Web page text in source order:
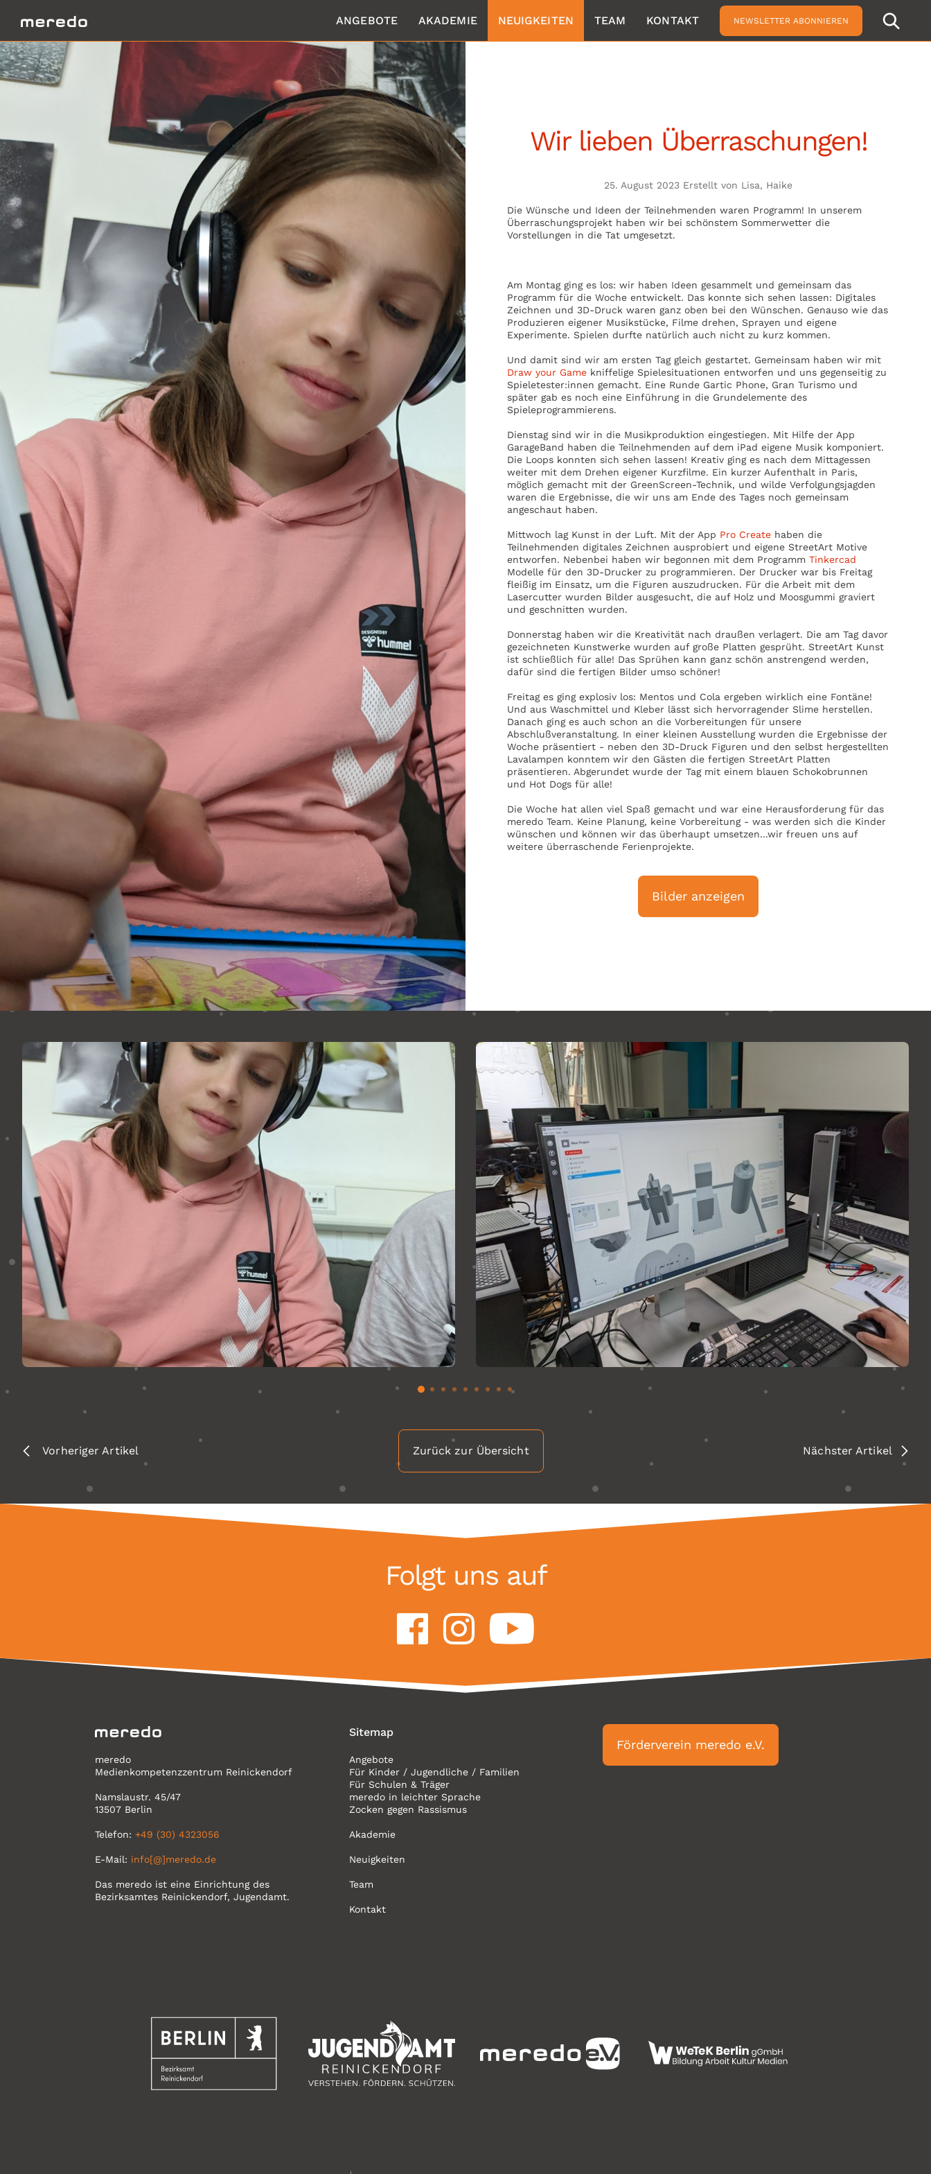
ANGEBOTE AKADEMIE NEUIGKEITEN TEAM KONTAKT NEWSLETTER ABONNIEREN
Wir lieben Überraschungen!
25. August 2023 Erstellt von Lisa, Haike
Die Wünsche und Ideen der Teilnehmenden waren Programm! In unserem
Überraschungsprojekt haben wir bei schönstem Sommerwetter die
Vorstellungen in die Tat umgesetzt.
Am Montag ging es los: wir haben Ideen gesammelt und gemeinsam das
Programm für die Woche entwickelt. Das konnte sich sehen lassen: Digitales
Zeichnen und 3D-Druck waren ganz oben bei den Wünschen. Genauso wie das
Produzieren eigener Musikstücke, Filme drehen, Sprayen und eigene
Experimente. Spielen durfte natürlich auch nicht zu kurz kommen.
Und damit sind wir am ersten Tag gleich gestartet. Gemeinsam haben wir mit
Draw your Game kniffelige Spielesituationen entworfen und uns gegenseitig zu
Spieletester:innen gemacht. Eine Runde Gartic Phone, Gran Turismo und
später gab es noch eine Einführung in die Grundelemente des
Spieleprogrammierens.
Dienstag sind wir in die Musikproduktion eingestiegen. Mit Hilfe der App
GarageBand haben die Teilnehmenden auf dem iPad eigene Musik komponiert.
Die Loops konnten sich sehen lassen! Kreativ ging es nach dem Mittagessen
weiter mit dem Drehen eigener Kurzfilme. Ein kurzer Aufenthalt in Paris,
möglich gemacht mit der GreenScreen-Technik, und wilde Verfolgungsjagden
waren die Ergebnisse, die wir uns am Ende des Tages noch gemeinsam
angeschaut haben.
Mittwoch lag Kunst in der Luft. Mit der App Pro Create haben die
Teilnehmenden digitales Zeichnen ausprobiert und eigene StreetArt Motive
entworfen. Nebenbei haben wir begonnen mit dem Programm Tinkercad
Modelle für den 3D-Drucker zu programmieren. Der Drucker war bis Freitag
fleißig im Einsatz, um die Figuren auszudrucken. Für die Arbeit mit dem
Lasercutter wurden Bilder ausgesucht, die auf Holz und Moosgummi graviert
und geschnitten wurden.
Donnerstag haben wir die Kreativität nach draußen verlagert. Die am Tag davor
gezeichneten Kunstwerke wurden auf große Platten gesprüht. StreetArt Kunst
ist schließlich für alle! Das Sprühen kann ganz schön anstrengend werden,
dafür sind die fertigen Bilder umso schöner!
Freitag es ging explosiv los: Mentos und Cola ergeben wirklich eine Fontäne!
Und aus Waschmittel und Kleber lässt sich hervorragender Slime herstellen.
Danach ging es auch schon an die Vorbereitungen für unsere
Abschlußveranstaltung. In einer kleinen Ausstellung wurden die Ergebnisse der
Woche präsentiert - neben den 3D-Druck Figuren und den selbst hergestellten
Lavalampen konntem wir den Gästen die fertigen StreetArt Platten
präsentieren. Abgerundet wurde der Tag mit einem blauen Schokobrunnen
und Hot Dogs für alle!
Die Woche hat allen viel Spaß gemacht und war eine Herausforderung für das
meredo Team. Keine Planung, keine Vorbereitung - was werden sich die Kinder
wünschen und können wir das überhaupt umsetzen...wir freuen uns auf
weitere überraschende Ferienprojekte.
Bilder anzeigen
Vorheriger Artikel Nächster Artikel
Zurück zur Übersicht
Folgt uns auf
meredo
Medienkompetenzzentrum Reinickendorf
Namslaustr. 45/47
13507 Berlin
Telefon:+49 (30) 4323056
E-Mail: info[@]meredo.de
Das meredo ist eine Einrichtung des
Bezirksamtes Reinickendorf, Jugendamt.
Sitemap
Angebote
Für Kinder / Jugendliche / Familien
Für Schulen & Träger
meredo in leichter Sprache
Zocken gegen Rassismus
Akademie
Neuigkeiten
Team
Kontakt
Förderverein meredo e.V.